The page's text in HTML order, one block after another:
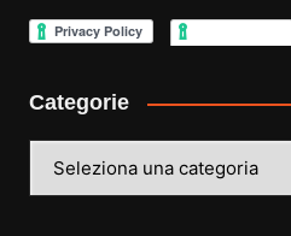
Categorie